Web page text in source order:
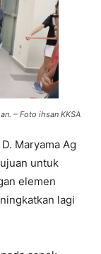
– Foto ihsan KKSA
Maryama Ag
untuk
elemen
lagi